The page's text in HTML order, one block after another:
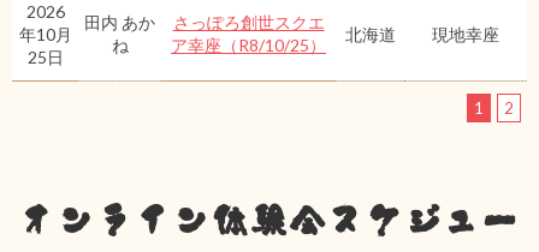
2026
年10月
25日
田内 あか
ね
さっぽろ創世スクエ
ア幸座（R8/10/25）
北海道 現地幸座
1 2
オンライン体験会スケジュー